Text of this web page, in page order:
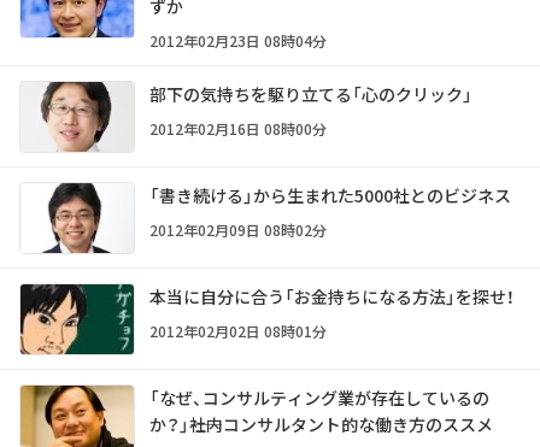
ずか
2012年02月23日 08時04分
部下の気持ちを駆り立てる「心のクリック」
2012年02月16日 08時00分
「書き続ける」から生まれた5000社とのビジネス
2012年02月09日 08時02分
本当に自分に合う「お金持ちになる方法」を探せ！
2012年02月02日 08時01分
「なぜ、コンサルティング業が存在しているの
か？」――社内コンサルタント的な働き方のススメ